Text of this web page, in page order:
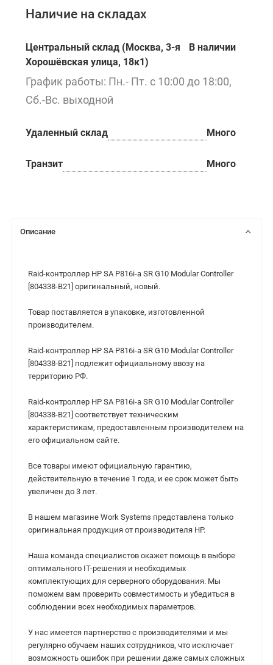
Наличие на складах
Центральный склад (Москва, 3-я
Хорошёвская улица, 18к1)
В наличии
График работы: Пн.- Пт. с 10:00 до 18:00,
Сб.-Вс. выходной
Удаленный склад Много
Транзит Много
Описание
Raid-контроллер HP SA P816i-a SR G10 Modular Controller
[804338-B21] оригинальный, новый.
Товар поставляется в упаковке, изготовленной
производителем.
Raid-контроллер HP SA P816i-a SR G10 Modular Controller
[804338-B21] подлежит официальному ввозу на
территорию РФ.
Raid-контроллер HP SA P816i-a SR G10 Modular Controller
[804338-B21] cоответствует техническим
характеристикам, предоставленным производителем на
его официальном сайте.
Все товары имеют официальную гарантию,
действительную в течение 1 года, и ее срок может быть
увеличен до 3 лет.
В нашем магазине Work Systems представлена только
оригинальная продукция от производителя HP.
Наша команда специалистов окажет помощь в выборе
оптимального IT-решения и необходимых
комплектующих для серверного оборудования. Мы
поможем вам проверить совместимость и убедиться в
соблюдении всех необходимых параметров.
У нас имеется партнерство с производителями и мы
регулярно обучаем наших сотрудников, что исключает
возможность ошибок при решении даже самых сложных